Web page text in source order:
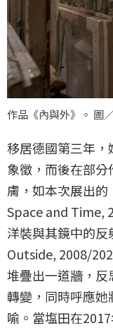
作品《內與外》。 圖
移居德國第三年
象徵，而後在部
膚，如本次展出
Space and Time,
洋裝與其鏡中的
Outside, 2008/
堆疊出一道牆，
轉變，同時呼應
喻。當塩田在